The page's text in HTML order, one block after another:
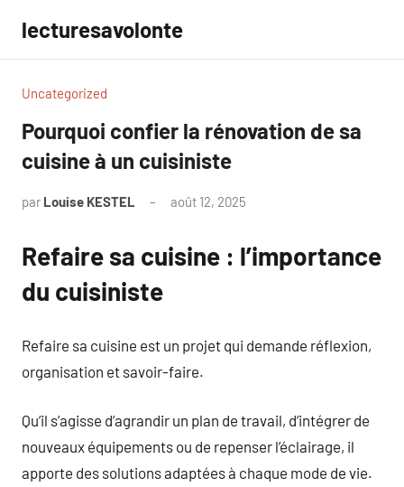
contenu
lecturesavolonte
Uncategorized
Pourquoi confier la rénovation de sa
cuisine à un cuisiniste
par Louise KESTEL août 12, 2025
Refaire sa cuisine : l’importance
du cuisiniste
Refaire sa cuisine est un projet qui demande réflexion,
organisation et savoir-faire.
Qu’il s’agisse d’agrandir un plan de travail, d’intégrer de
nouveaux équipements ou de repenser l’éclairage, il
apporte des solutions adaptées à chaque mode de vie.